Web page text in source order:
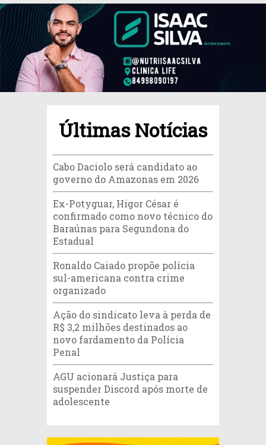
Últimas Notícias
Cabo Daciolo será candidato ao
governo do Amazonas em 2026
Ex-Potyguar, Higor César é
confirmado como novo técnico do
Baraúnas para Segundona do
Estadual
Ronaldo Caiado propõe polícia
sul-americana contra crime
organizado
Ação do sindicato leva à perda de
R$ 3,2 milhões destinados ao
novo fardamento da Polícia
Penal
AGU acionará Justiça para
suspender Discord após morte de
adolescente